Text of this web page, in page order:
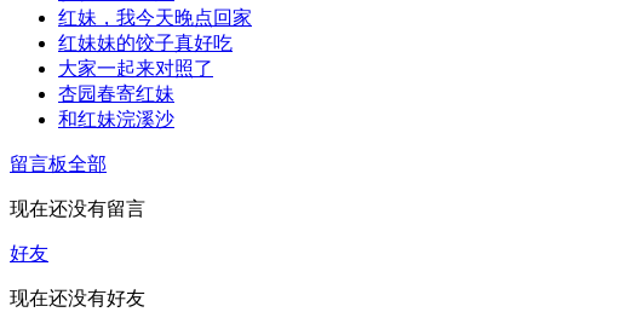
红妹，我今天晚点回家
红妹妹的饺子真好吃
大家一起来对照了
杏园春寄红妹
和红妹浣溪沙
留言板全部
现在还没有留言
好友
现在还没有好友